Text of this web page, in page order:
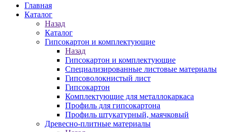
Главная
Каталог
Назад
Каталог
Гипсокартон и комплектующие
Назад
Гипсокартон и комплектующие
Специализированные листовые материалы
Гипсоволокнистый лист
Гипсокартон
Комплектующие для металлокаркаса
Профиль для гипсокартона
Профиль штукатурный, маячковый
Древесно-плитные материалы